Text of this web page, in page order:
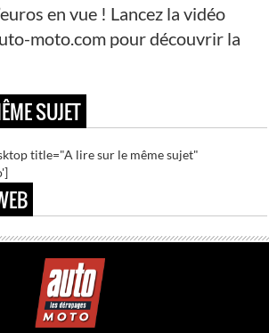
en vue ! Lancez la vidéo
moto.com pour découvrir la
SUJET
title="A lire sur le même sujet"